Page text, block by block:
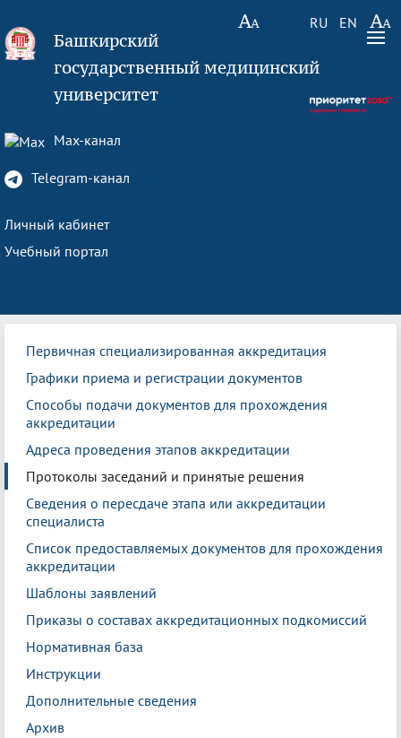
RU EN
Башкирский
государственный медицинский
университет
Max-канал
Telegram-канал
Личный кабинет
Учебный портал
Первичная специализированная аккредитация
Графики приема и регистрации документов
Способы подачи документов для прохождения
аккредитации
Адреса проведения этапов аккредитации
Протоколы заседаний и принятые решения
Сведения о пересдаче этапа или аккредитации
специалиста
Список предоставляемых документов для прохождения
аккредитации
Шаблоны заявлений
Приказы о составах аккредитационных подкомиссий
Нормативная база
Инструкции
Дополнительные сведения
Архив